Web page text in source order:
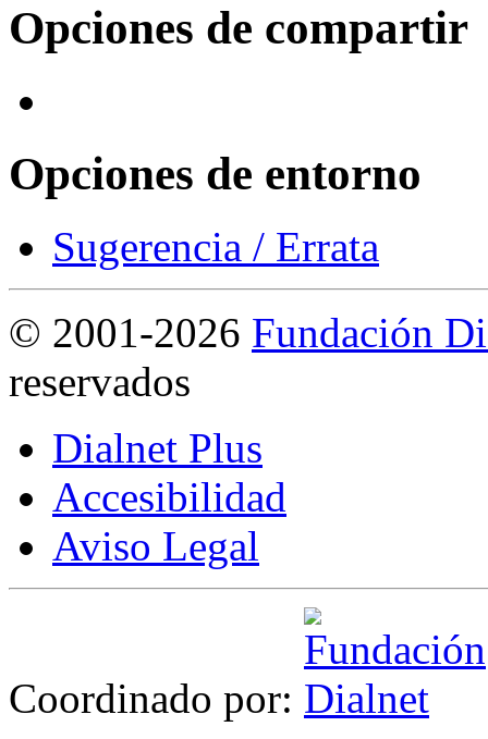
Opciones de compartir
Opciones de entorno
Sugerencia / Errata
© 2001-2026 Fundación
reservados
Dialnet Plus
Accesibilidad
Aviso Legal
Coordinado por: